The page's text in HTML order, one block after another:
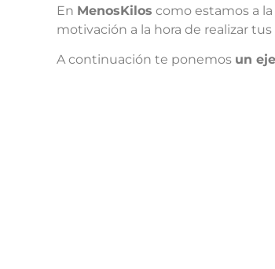
En MenosKilos como estamos a
motivación a la hora de realizar
A continuación te ponemos un